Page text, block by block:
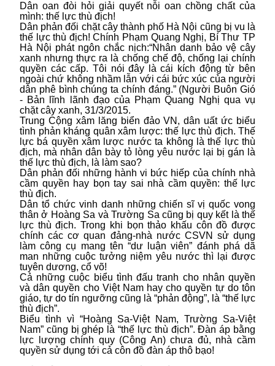
Dân oan đòi hỏi giải quyết nỗi oan chồng chất của
mình: thế lực thù địch!
Dân phản đối chặt cây thành phố Hà Nội cũng bị vu là
thế lực thù địch! Chính Phạm Quang Nghị, Bí Thư TP
Hà Nội phát ngôn chắc nịch:“Nhân danh bảo vệ cây
xanh nhưng thực ra là chống chế độ, chống lại chính
quyền các cấp. Tôi nói đây là cái kích động từ bên
ngoài chứ không nhầm lẫn với cái bức xúc của người
dân phê bình chúng ta chính đáng.” (Người Buôn Gió
- Bản lĩnh lãnh đạo của Phạm Quang Nghị qua vụ
chặt cây xanh, 31/3/2015.
Trung Cộng xâm lăng biển đảo VN, dân uất ức biểu
tình phản kháng quân xâm lược: thế lực thù địch. Thế
lực bá quyền xâm lược nước ta không là thế lực thù
địch, mà nhân dân bày tỏ lòng yêu nước lại bị gán là
thế lực thù địch, là làm sao?
Dân phản đối những hành vi bức hiếp của chính nhà
cầm quyền hay bọn tay sai nhà cầm quyền: thế lực
thù địch.
Dân tổ chức vinh danh những chiến sĩ vị quốc vong
thân ở Hoàng Sa và Trường Sa cũng bị quy kết là thế
lực thù địch. Trong khi bọn thảo khấu côn đồ được
chính các cơ quan đảng-nhà nước CSVN sử dụng
làm công cụ mang tên “dư luận viên” đánh phá dã
man những cuộc tưởng niệm yêu nước thì lại được
tuyên dương, cổ võ!
Cả những cuộc biểu tình đấu tranh cho nhân quyền
và dân quyền cho Việt Nam hay cho quyền tự do tôn
giáo, tự do tín ngưỡng cũng là “phản động”, là “thế lực
thù địch”.
Biểu tình vì “Hoàng Sa-Việt Nam, Trường Sa-Việt
Nam” cũng bị ghép là “thế lực thù địch”. Đàn áp bằng
lực lượng chính quy (Công An) chưa đủ, nhà cầm
quyền sử dụng tới cả côn đồ đàn áp thô bạo!